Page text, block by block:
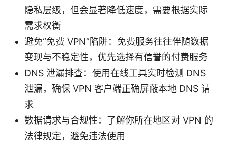
隐私层级，但会显著降低速度，需要根据实际
需求权衡
避免“免费 VPN”陷阱：免费服务往往伴随数据
变现与不稳定性，优先选择有信誉的付费服务
DNS 泄漏排查：使用在线工具实时检测 DNS
泄漏，确保 VPN 客户端正确屏蔽本地 DNS 请
求
数据请求与合规性：了解你所在地区对 VPN 的
法律规定，避免违法使用